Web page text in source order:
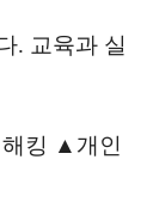
. 교육과 실
해킹 ▲개인